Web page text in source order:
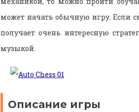
может начать обычную игру. Если
получает очень интересную
музыкой.
Описание игры